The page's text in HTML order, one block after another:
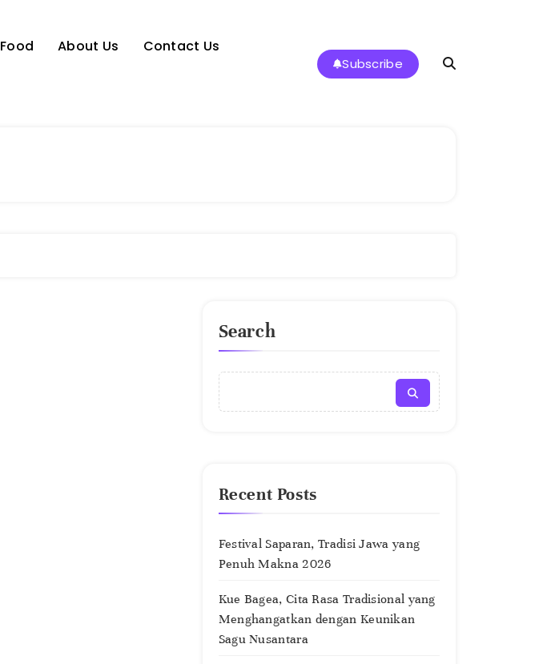
Food About Us
Contact Us
Subscribe
Search
Recent Posts
Festival Saparan, Tradisi Jawa yang
Penuh Makna 2026
Kue Bagea, Cita Rasa Tradisional yang
Menghangatkan dengan Keunikan
Sagu Nusantara